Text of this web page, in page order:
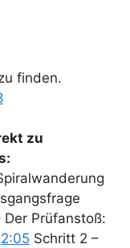
finden.
zu
Der Prüfanstoß:
2:05 Schritt 2 –